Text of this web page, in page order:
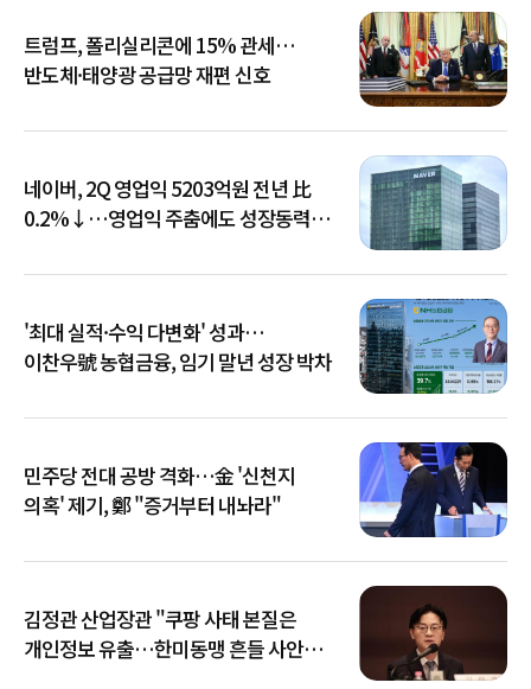
트럼프, 폴리실리콘에 15% 관세…
반도체·태양광 공급망 재편 신호
네이버, 2Q 영업익 5203억원 전년 比
0.2%↓…영업익 주춤에도 성장동력
'최대 실적·수익 다변화' 성과…
이찬우號 농협금융, 임기 말년 성장 박차
민주당 전대 공방 격화…金 '신천지
의혹' 제기, 鄭 "증거부터 내놔라"
김정관 산업장관 "쿠팡 사태 본질은
개인정보 유출…한미동맹 흔들 사안